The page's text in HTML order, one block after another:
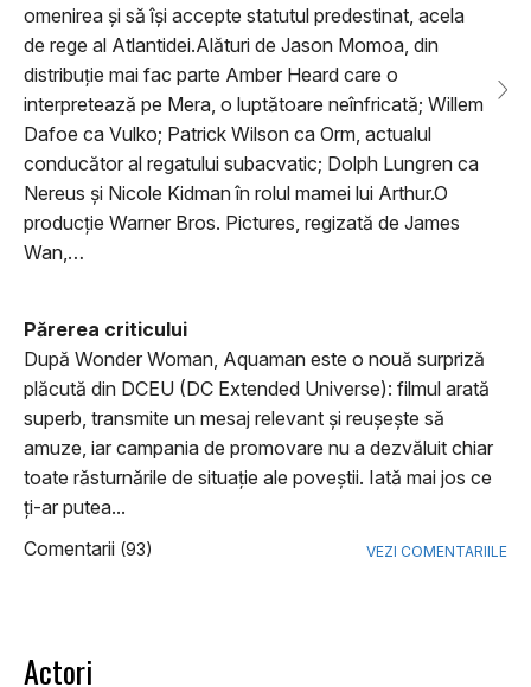
omenirea şi să îşi accepte statutul predestinat, acela
de rege al Atlantidei.Alături de Jason Momoa, din
distribuţie mai fac parte Amber Heard care o
interpretează pe Mera, o luptătoare neînfricată; Willem
Dafoe ca Vulko; Patrick Wilson ca Orm, actualul
conducător al regatului subacvatic; Dolph Lungren ca
Nereus şi Nicole Kidman în rolul mamei lui Arthur.O
producţie Warner Bros. Pictures, regizată de James
Wan,…
Părerea criticului
După Wonder Woman, Aquaman este o nouă surpriză
plăcută din DCEU (DC Extended Universe): filmul arată
superb, transmite un mesaj relevant şi reuşeşte să
amuze, iar campania de promovare nu a dezvăluit chiar
toate răsturnările de situaţie ale poveştii. Iată mai jos ce
ţi-ar putea...
Comentarii (93) VEZI COMENTARIILE
Actori